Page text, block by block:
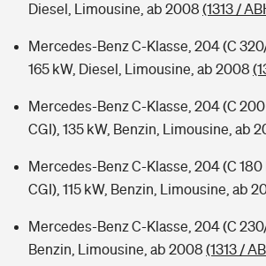
Diesel, Limousine, ab 2008 (1313 /
Mercedes-Benz C-Klasse, 204 (C
165 kW, Diesel, Limousine, ab 2008
Mercedes-Benz C-Klasse, 204 (C 200
CGI), 135 kW, Benzin, Limousine, ab
Mercedes-Benz C-Klasse, 204 (C 180
CGI), 115 kW, Benzin, Limousine, ab
Mercedes-Benz C-Klasse, 204 (C
Benzin, Limousine, ab 2008 (1313 /